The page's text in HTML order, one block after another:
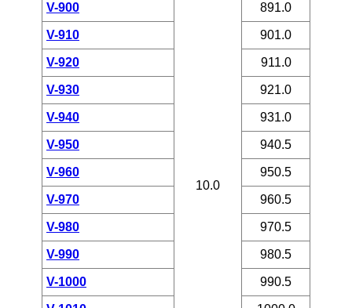
10.0
V-900 891.0
V-910 901.0
V-920 911.0
V-930 921.0
V-940 931.0
V-950 940.5
V-960 950.5
V-970 960.5
V-980 970.5
V-990 980.5
V-1000 990.5